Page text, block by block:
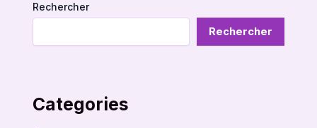
Rechercher
Rechercher
Categories